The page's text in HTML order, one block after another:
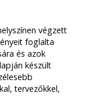
végzett
foglalta
és azok
készült
tervezőkkel,